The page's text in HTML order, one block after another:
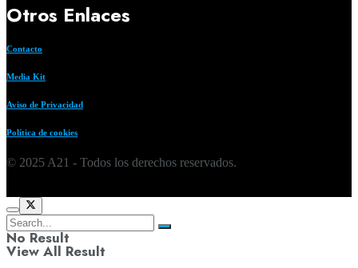
Otros Enlaces
Contacto
Media Kit
Aviso de Privacidad
Política de cookies
© 2025 A21 - Todos los derechos reservados.
No Result
View All Result